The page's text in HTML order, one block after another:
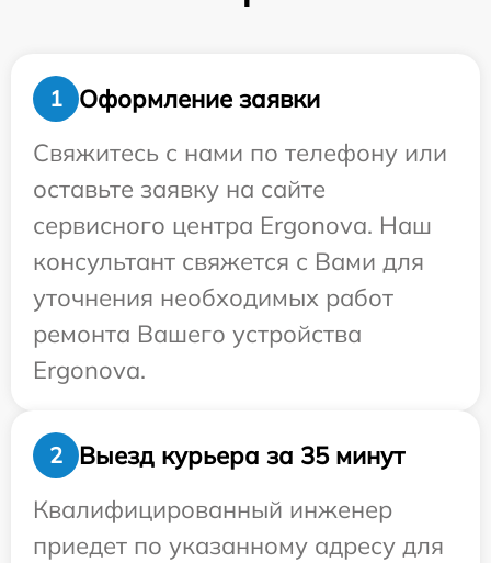
1
Оформление заявки
Свяжитесь с нами по телефону или
оставьте заявку на сайте
сервисного центра Ergonova. Наш
консультант свяжется с Вами для
уточнения необходимых работ
ремонта Вашего устройства
Ergonova.
2
Выезд курьера за 35 минут
Квалифицированный инженер
приедет по указанному адресу для